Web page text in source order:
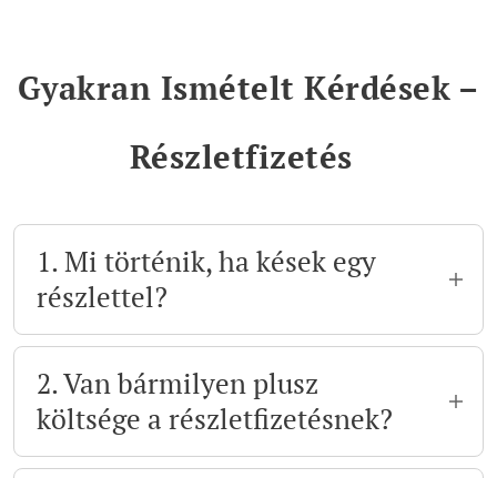
Gyakran Ismételt Kérdések –
Részletfizetés
1. Mi történik, ha kések egy
részlettel?
Semmi gond. Ha jelzed időben, megbeszéljük
a legjobb megoldást. Rugalmasan állok hozzá,
hiszen bárkinek közbejöhet valami.
2. Van bármilyen plusz
költsége a részletfizetésnek?
Nincs. A program díja ugyanannyi marad,